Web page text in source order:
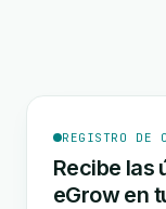
REGISTRO DE
Recibe las
eGrow en